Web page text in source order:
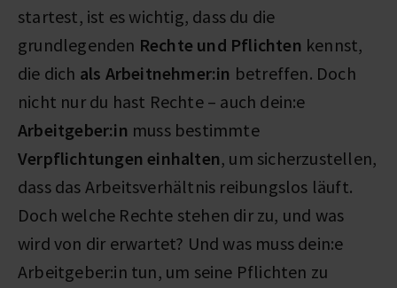
startest, ist es wichtig, dass du die
grundlegenden Rechte und Pflichten kennst,
die dich als Arbeitnehmer:in betreffen. Doch
nicht nur du hast Rechte – auch dein:e
Arbeitgeber:in muss bestimmte
Verpflichtungen einhalten, um sicherzustellen,
dass das Arbeitsverhältnis reibungslos läuft.
Doch welche Rechte stehen dir zu, und was
wird von dir erwartet? Und was muss dein:e
Arbeitgeber:in tun, um seine Pflichten zu